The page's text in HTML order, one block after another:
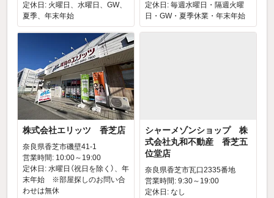
定休日: 火曜日、水曜日、GW、
夏季、年末年始
定休日: 毎週水曜日・隔週火曜
日・GW・夏季休業・年末年始
株式会社エリッツ 香芝店
奈良県香芝市磯壁41-1
営業時間: 10:00～19:00
定休日: 水曜日（祝日を除く）、年
末年始 ※部屋探しのお問い合
わせは無休
シャーメゾンショップ 株
式会社丸和不動産 香芝五
位堂店
奈良県香芝市瓦口2335番地
営業時間: 9:30～19:00
定休日: なし